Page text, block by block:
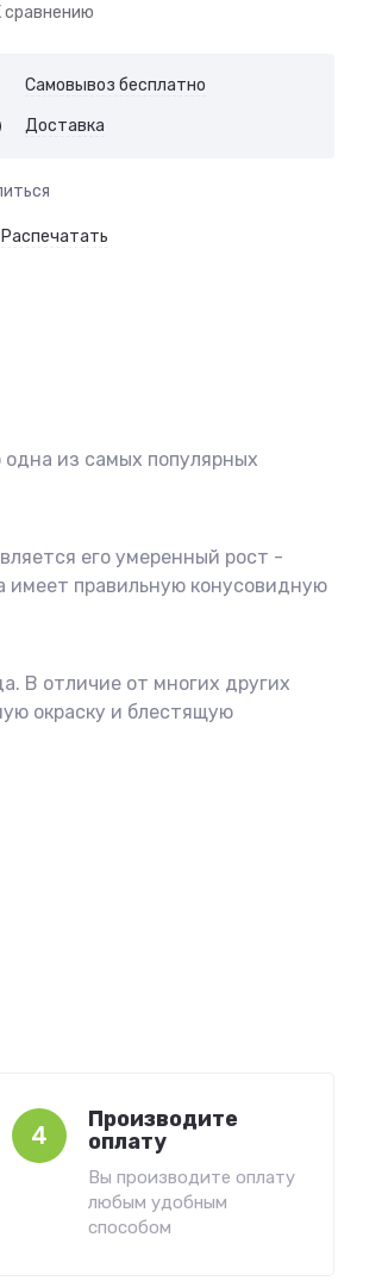
сравнению
Самовывоз бесплатно
Доставка
Распечатать
из самых популярных
его умеренный рост -
имеет правильную конусовидную
В отличие от многих других
окраску и блестящую
4
Производите
оплату
Вы производите оплату
любым удобным
способом